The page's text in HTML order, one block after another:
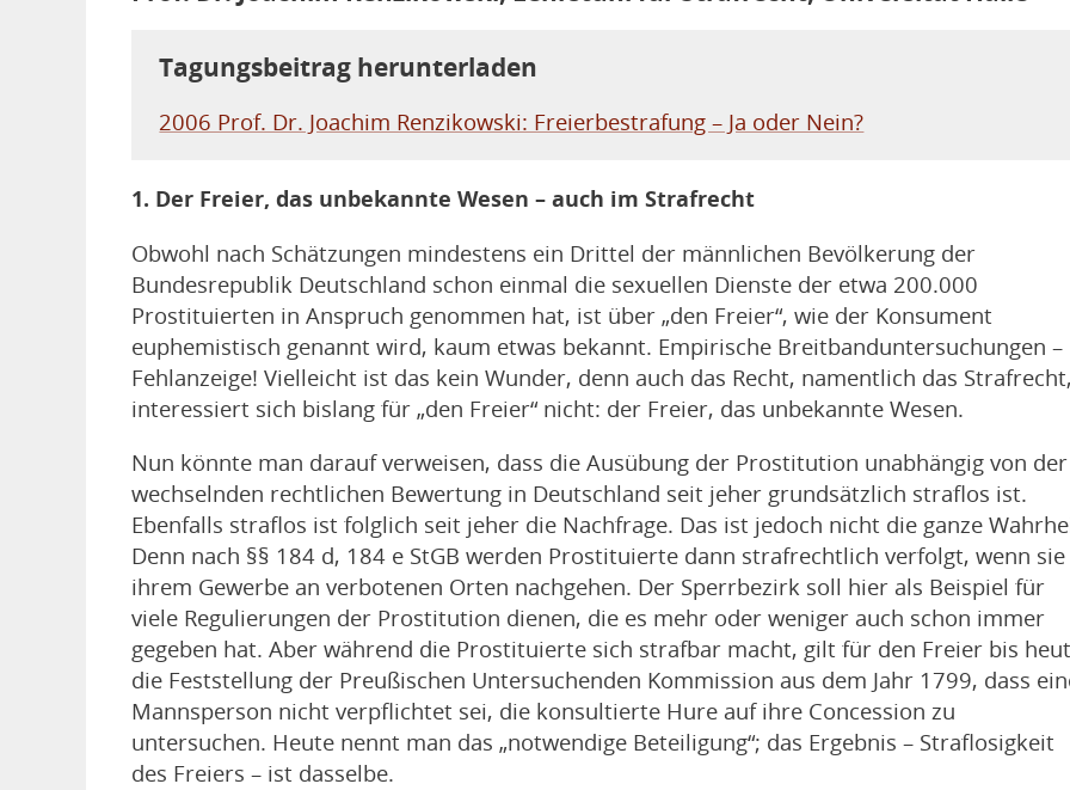
Tagungsbeitrag herunterladen
2006 Prof. Dr. Joachim Renzikowski: Freierbestrafung – Ja oder Nein?
1. Der Freier, das unbekannte Wesen – auch im Strafrecht
Obwohl nach Schätzungen mindestens ein Drittel der männlichen Bevölkerung der
Bundesrepublik Deutschland schon einmal die sexuellen Dienste der etwa 200.000
Prostituierten in Anspruch genommen hat, ist über „den Freier“, wie der Konsument
euphemistisch genannt wird, kaum etwas bekannt. Empirische Breitbanduntersuchungen –
Fehlanzeige! Vielleicht ist das kein Wunder, denn auch das Recht, namentlich das Strafrecht,
interessiert sich bislang für „den Freier“ nicht: der Freier, das unbekannte Wesen.
Nun könnte man darauf verweisen, dass die Ausübung der Prostitution unabhängig von der
wechselnden rechtlichen Bewertung in Deutschland seit jeher grundsätzlich straflos ist.
Ebenfalls straflos ist folglich seit jeher die Nachfrage. Das ist jedoch nicht die ganze
Denn nach §§ 184 d, 184 e StGB werden Prostituierte dann strafrechtlich verfolgt, wenn sie
ihrem Gewerbe an verbotenen Orten nachgehen. Der Sperrbezirk soll hier als Beispiel für
viele Regulierungen der Prostitution dienen, die es mehr oder weniger auch schon immer
gegeben hat. Aber während die Prostituierte sich strafbar macht, gilt für den Freier bis
die Feststellung der Preußischen Untersuchenden Kommission aus dem Jahr 1799, dass
Mannsperson nicht verpflichtet sei, die konsultierte Hure auf ihre Concession zu
untersuchen. Heute nennt man das „notwendige Beteiligung“; das Ergebnis – Straflosigkeit
des Freiers – ist dasselbe.